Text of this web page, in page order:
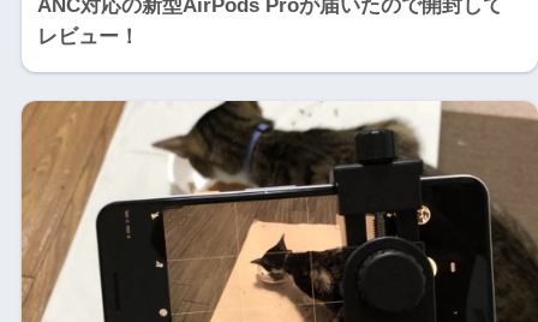
ANC対応の新型AirPods Proが届いたので開封して
レビュー！